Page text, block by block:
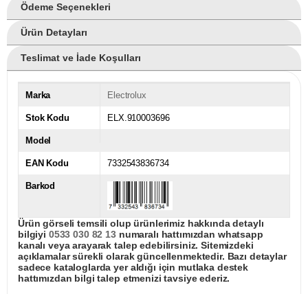
Ödeme Seçenekleri
Ürün Detayları
Teslimat ve İade Koşulları
Marka Electrolux
Stok Kodu ELX.910003696
Model
EAN Kodu 7332543836734
Barkod
Ürün görseli temsili olup ürünlerimiz hakkında detaylı
bilgiyi 0533 030 82 13numaralı hattımızdan whatsapp
kanalı veya arayarak talep edebilirsiniz. Sitemizdeki
açıklamalar sürekli olarak güncellenmektedir. Bazı detaylar
sadece kataloglarda yer aldığı için mutlaka destek
hattımızdan bilgi talep etmenizi tavsiye ederiz.